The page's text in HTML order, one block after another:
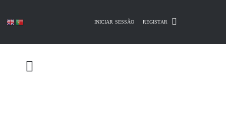
INICIAR SESSÃO REGISTAR